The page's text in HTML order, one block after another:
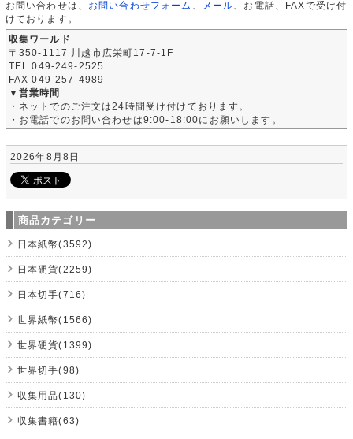
お問い合わせは、 お問い合わせフォーム メール 、お電話、FAXで受け付
けております。
収集ワールド
〒350-1117 川越市広栄町17-7-1F
TEL 049-249-2525
FAX 049-257-4989
▼営業時間
・ネットでのご注文は24時間受け付けております。
・お電話でのお問い合わせは9:00-18:00にお願いします。
2026年8月8日
商品カテゴリー
日本紙幣(3592)
日本硬貨(2259)
日本切手(716)
世界紙幣(1566)
世界硬貨(1399)
世界切手(98)
収集用品(130)
収集書籍(63)